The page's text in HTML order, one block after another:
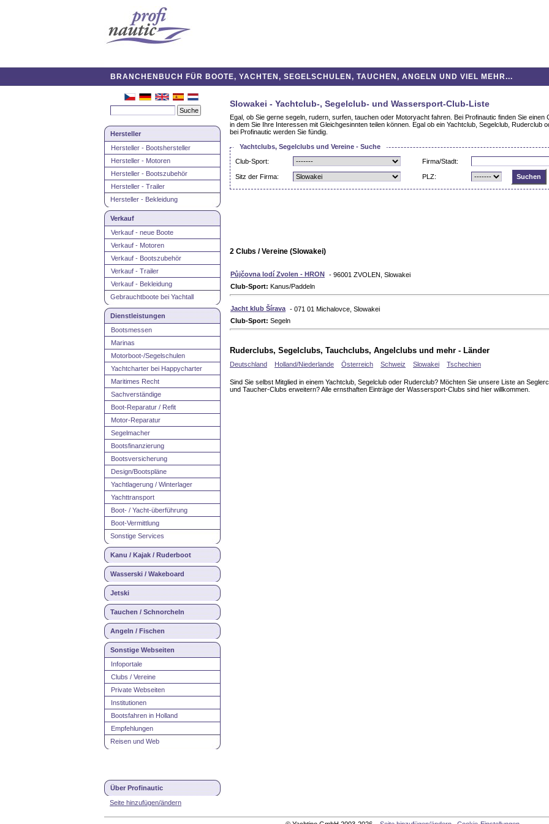
BRANCHENBUCH FÜR BOOTE, YACHTEN, SEGELSCHULEN, TAUCHEN, ANGELN UND VIEL MEHR...
Hersteller
Hersteller - Bootshersteller
Hersteller - Motoren
Hersteller - Bootszubehör
Hersteller - Trailer
Hersteller - Bekleidung
Verkauf
Verkauf - neue Boote
Verkauf - Motoren
Verkauf - Bootszubehör
Verkauf - Trailer
Verkauf - Bekleidung
Gebrauchtboote bei Yachtall
Dienstleistungen
Bootsmessen
Marinas
Motorboot-/Segelschulen
Yachtcharter bei Happycharter
Maritimes Recht
Sachverständige
Boot-Reparatur / Refit
Motor-Reparatur
Segelmacher
Bootsfinanzierung
Bootsversicherung
Design/Bootspläne
Yachtlagerung / Winterlager
Yachttransport
Boot- / Yacht-überführung
Boot-Vermittlung
Sonstige Services
Kanu / Kajak / Ruderboot
Wasserski / Wakeboard
Jetski
Tauchen / Schnorcheln
Angeln / Fischen
Sonstige Webseiten
Infoportale
Clubs / Vereine
Private Webseiten
Institutionen
Bootsfahren in Holland
Empfehlungen
Reisen und Web
Über Profinautic
Seite hinzufügen/ändern
Slowakei - Yachtclub-, Segelclub- und Wassersport-Club-Liste
Egal, ob Sie gerne segeln, rudern, surfen, tauchen oder Motoryacht fahren. Bei Profinautic finden Sie einen
in dem Sie Ihre Interessen mit Gleichgesinnten teilen können. Egal ob ein Yachtclub, Segelclub, Ruderclub
bei Profinautic werden Sie fündig.
Yachtclubs, Segelclubs und Vereine - Suche
Club-Sport:
Firma/Stadt:
Sitz der Firma: PLZ:
2 Clubs / Vereine (Slowakei)
Půjčovna lodí Zvolen - HRON - 96001 ZVOLEN, Slowakei
Club-Sport: Kanus/Paddeln
Jacht klub Šírava - 071 01 Michalovce, Slowakei
Club-Sport: Segeln
Ruderclubs, Segelclubs, Tauchclubs, Angelclubs und mehr - Länder
Deutschland Holland/Niederlande Österreich Schweiz Slowakei Tschechien
Sind Sie selbst Mitglied in einem Yachtclub, Segelclub oder Ruderclub? Möchten Sie unsere Liste an
und Taucher-Clubs erweitern? Alle ernsthaften Einträge der Wassersport-Clubs sind hier willkommen.